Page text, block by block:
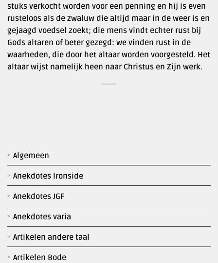
Algemeen
Anekdotes Ironside
Anekdotes JGF
Anekdotes varia
Artikelen andere taal
Artikelen Bode
stuks verkocht worden voor een penning en hij is even
rusteloos als de zwaluw die altijd maar in de weer is en
gejaagd voedsel zoekt; die mens vindt echter rust bij
Gods altaren of beter gezegd: we vinden rust in de
waarheden, die door het altaar worden voorgesteld. Het
altaar wijst namelijk heen naar Christus en Zijn werk.